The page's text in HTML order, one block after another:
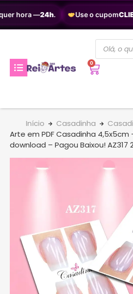
hora —24h. Use o cupom
0
Início Casadinha
Arte em PDF Casadinha
download – Pagou Baixou! AZ317